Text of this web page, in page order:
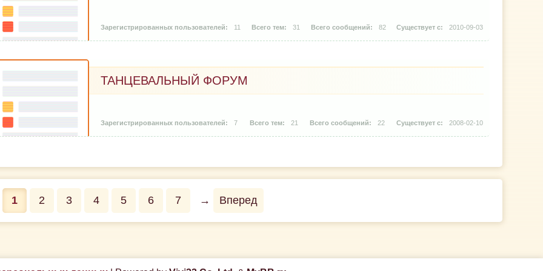
11 31 82 2010-09-03
ТАНЦЕВАЛЬНЫЙ ФОРУМ
7 21 22 2008-02-10
1 2 3 4 5 6 7 → Вперед